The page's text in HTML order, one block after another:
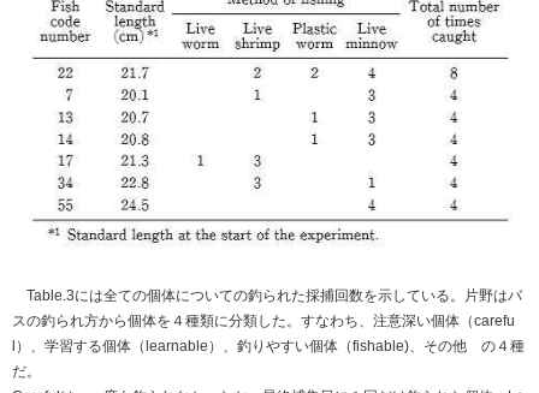
Table.3には全ての個体についての釣られた採捕回数を示している。片野はバ
スの釣られ方から個体を４種類に分類した。すなわち、注意深い個体（carefu
l）、学習する個体（learnable）、釣りやすい個体（fishable)、その他 の４種
だ。